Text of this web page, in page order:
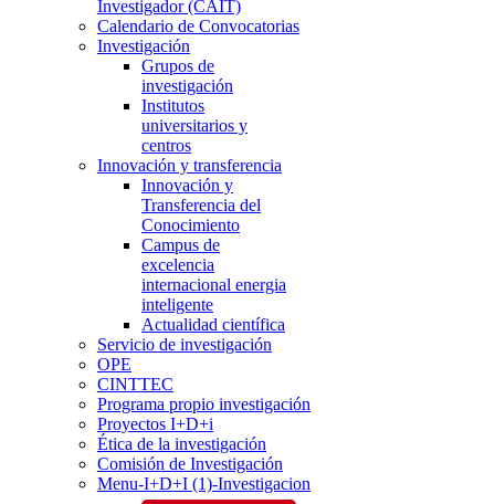
Investigador (CAIT)
Calendario de Convocatorias
Investigación
Grupos de
investigación
Institutos
universitarios y
centros
Innovación y transferencia
Innovación y
Transferencia del
Conocimiento
Campus de
excelencia
internacional energia
inteligente
Actualidad científica
Servicio de investigación
OPE
CINTTEC
Programa propio investigación
Proyectos I+D+i
Ética de la investigación
Comisión de Investigación
Menu-I+D+I (1)-Investigacion